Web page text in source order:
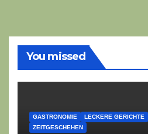
You missed
GASTRONOMIE LECKERE GERICHTE
ZEITGESCHEHEN